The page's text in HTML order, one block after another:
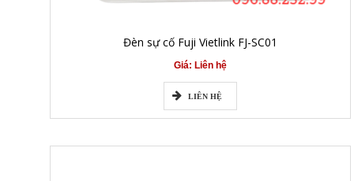
Đèn sự cố Fuji Vietlink FJ-SC01
Giá: Liên hệ
LIÊN HỆ